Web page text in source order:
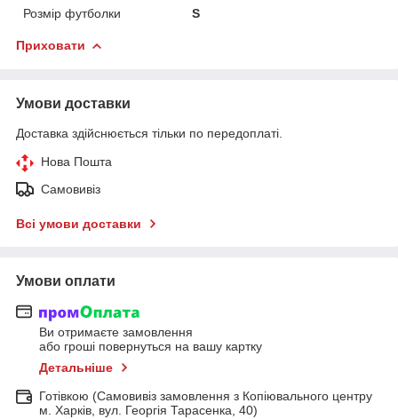
Розмір футболки
S
Приховати
Умови доставки
Доставка здійснюється тільки по передоплаті.
Нова Пошта
Самовивіз
Всі умови доставки
Умови оплати
Ви отримаєте замовлення
або гроші повернуться на вашу картку
Детальніше
Готівкою (Самовивіз замовлення з Копіювального центру
м. Харків, вул. Георгія Тарасенка, 40)